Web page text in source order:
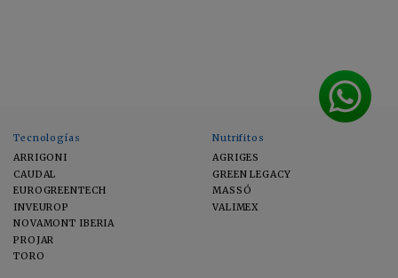
Tecnologías
ARRIGONI
CAUDAL
EUROGREENTECH
INVEUROP
NOVAMONT IBERIA
PROJAR
TORO
Nutrifitos
AGRIGES
GREEN LEGACY
MASSÓ
VALIMEX